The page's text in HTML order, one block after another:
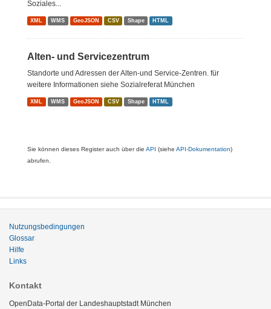
Soziales...
XML WMS GeoJSON CSV Shape HTML
Alten- und Servicezentrum
Standorte und Adressen der Alten-und Service-Zentren. für
weitere Informationen siehe Sozialreferat München
XML WMS GeoJSON CSV Shape HTML
Sie können dieses Register auch über die API (siehe API-Dokumentation)
abrufen.
Nutzungsbedingungen
Glossar
Hilfe
Links
Kontakt
OpenData-Portal der Landeshauptstadt München